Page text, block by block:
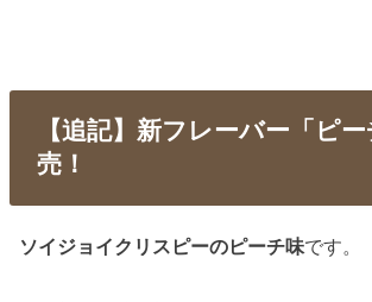
【追記】新フレーバー「ピ
売！
ソイジョイクリスピーのピーチ味です。